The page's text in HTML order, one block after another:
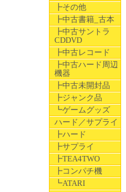
┣その他
┣中古書籍_古本
┣中古サントラ
CDDVD
┣中古レコード
┣中古ハード周辺
機器
┣中古未開封品
┣ジャンク品
┗ゲームグッズ
ハード／サプライ
┣ハード
┣サプライ
┣TEA4TWO
┣コンパチ機
┗ATARI